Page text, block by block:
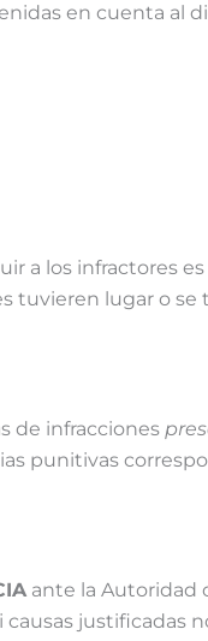
en cuenta al
a los infractores es
tuvieren lugar o
de infracciones
punitivas
ante la Autoridad
justificadas